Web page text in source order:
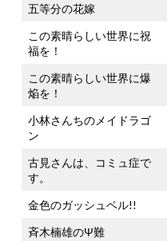
五等分の花嫁
この素晴らしい世界に祝
福を！
この素晴らしい世界に爆
焔を！
小林さんちのメイドラゴ
ン
古見さんは、コミュ症で
す。
金色のガッシュベル!!
斉木楠雄のΨ難